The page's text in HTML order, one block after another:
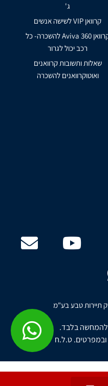
ג'
קרוואן VIP לשישה אנשים
קרוואן Aviva 360 להשכרה- כל
רכב יכול לגרור
שאלות ותשובות קרוואנים
ואוטוקרוואנים להשכרה
תיירות טבע בע"מ
להמחשה בלבד.
ובמפרטים. ט.ל.ח